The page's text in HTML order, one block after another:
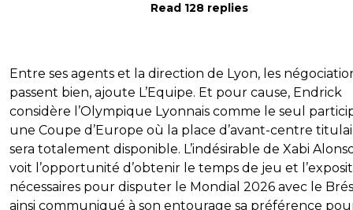
Read 128 replies
Entre ses agents et la direction de Lyon, les
passent bien, ajoute L’Equipe. Et pour cause, Endrick
considère l’Olympique Lyonnais comme le seul
une Coupe d’Europe où la place d’avant-centre
sera totalement disponible. L’indésirable de Xabi
voit l’opportunité d’obtenir le temps de jeu et
nécessaires pour disputer le Mondial 2026 avec le
ainsi communiqué à son entourage sa préférence